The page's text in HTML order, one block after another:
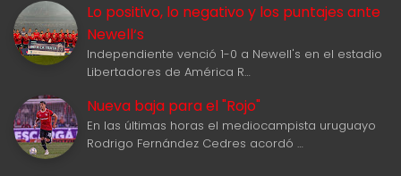
Lo positivo, lo negativo y los puntajes ante
Newell‘s
Independiente venció 1-0 a Newell's en el estadio
Libertadores de América R…
Nueva baja para el "Rojo"
En las últimas horas el mediocampista uruguayo
Rodrigo Fernández Cedres acordó …